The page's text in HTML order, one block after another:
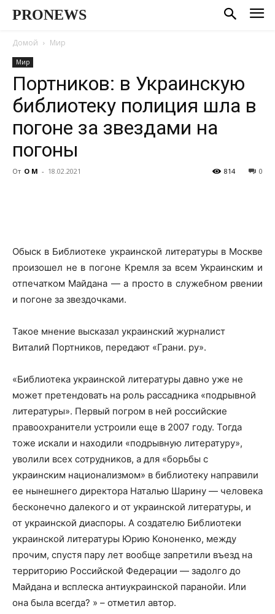
PRONEWS
Домой Мир
Мир
Портников: в Украинскую
библиотеку полиция шла в
погоне за звездами на
погоны
От О М - 18.02.2021 0
814
Обыск в Библиотеке украинской литературы в Москве
произошел не в погоне Кремля за всем Украинским и
отпечатком Майдана — а просто в служебном рвении
и погоне за звездочками.
Такое мнение высказал украинский журналист
Виталий Портников, передают «Грани. ру».
«Библиотека украинской литературы давно уже не
может претендовать на роль рассадника «подрывной
литературы». Первый погром в ней российские
правоохранители устроили еще в 2007 году. Тогда
тоже искали и находили «подрывную литературу»,
уволили всех сотрудников, а для «борьбы с
украинским национализмом» в библиотеку направили
ее нынешнего директора Наталью Шарину — человека
бесконечно далекого и от украинской литературы, и
от украинской диаспоры. А создателю Библиотеки
украинской литературы Юрию Кононенко, между
прочим, спустя пару лет вообще запретили въезд на
территорию Российской Федерации — задолго до
Майдана и всплеска антиукраинской паранойи. Или
она была всегда? » – отметил автор.